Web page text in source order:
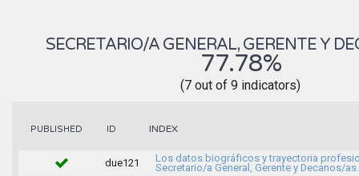
SECRETARIO/A GENERAL, GERENTE Y
77.78%
(7 out of 9 indicators)
PUBLISHED ID INDEX
due121
Los datos biográficos y trayectoria
Secretario/a General, Gerente y Decanos/as.